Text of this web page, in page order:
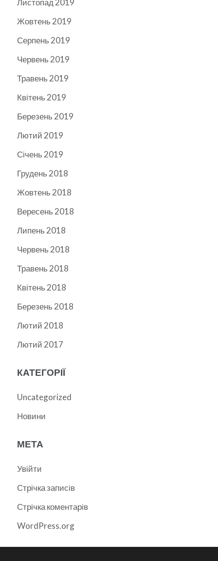
Листопад 2019
Жовтень 2019
Серпень 2019
Червень 2019
Травень 2019
Квітень 2019
Березень 2019
Лютий 2019
Січень 2019
Грудень 2018
Жовтень 2018
Вересень 2018
Липень 2018
Червень 2018
Травень 2018
Квітень 2018
Березень 2018
Лютий 2018
Лютий 2017
КАТЕГОРІЇ
Uncategorized
Новини
МЕТА
Увійти
Стрічка записів
Стрічка коментарів
WordPress.org